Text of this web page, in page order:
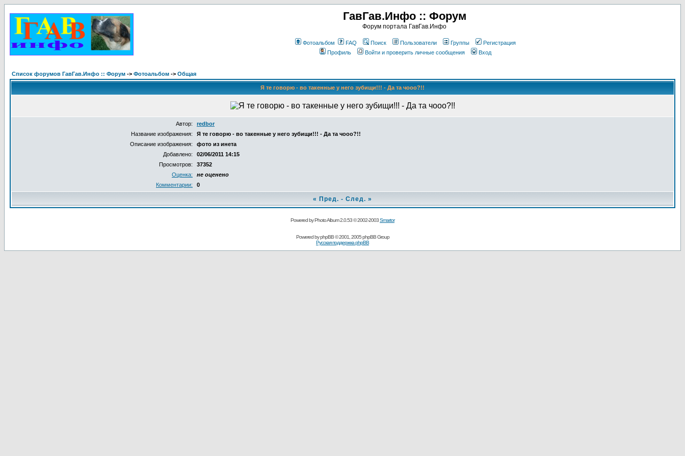
ГавГав.Инфо :: Форум
Форум портала ГавГав.Инфо
Фотоальбом FAQ Поиск Пользователи Группы
Регистрация
Профиль
Войти и проверить личные сообщения Вход
Список форумов ГавГав.Инфо :: Форум -> Фотоальбом -> Общая
Я те говорю - во такенные у него зубищи!!! - Да та чооо?!!
Автор:
redbor
Название изображения:
Я те говорю - во такенные у него зубищи!!! - Да та чооо?!!
Описание изображения:
фото из инета
Добавлено:
02/06/2011 14:15
Просмотров:
37352
Оценка:
не оценено
Комментарии:
0
« Пред. - След. »
Powered by Photo Album 2.0.53 © 2002-2003Smartor
Powered byphpBB© 2001, 2005 phpBB Group
Русская поддержка phpBB